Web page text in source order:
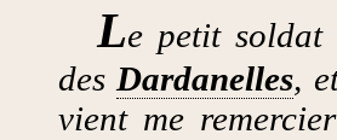
Le petit soldat
desDardanelles,
vient me